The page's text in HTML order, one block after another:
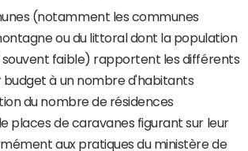
(notamment les communes
ou du littoral dont la population
faible) rapportent les différents
budget à un nombre d'habitants
du nombre de résidences
places de caravanes figurant sur leur
aux pratiques du ministère de